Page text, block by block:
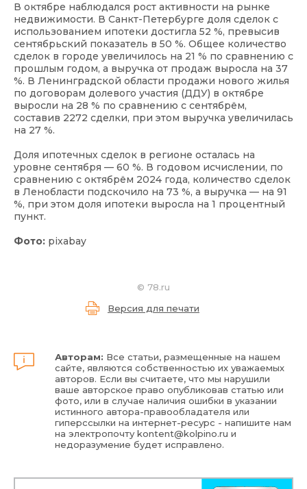
В октябре наблюдался рост активности на рынке
недвижимости. В Санкт-Петербурге доля сделок с
использованием ипотеки достигла 52 %, превысив
сентябрьский показатель в 50 %. Общее количество
сделок в городе увеличилось на 21 % по сравнению с
прошлым годом, а выручка от продаж выросла на 37
%. В Ленинградской области продажи нового жилья
по договорам долевого участия (ДДУ) в октябре
выросли на 28 % по сравнению с сентябрём,
составив 2272 сделки, при этом выручка увеличилась
на 27 %.
Доля ипотечных сделок в регионе осталась на
уровне сентября — 60 %. В годовом исчислении, по
сравнению с октябрём 2024 года, количество сделок
в Ленобласти подскочило на 73 %, а выручка — на 91
%, при этом доля ипотеки выросла на 1 процентный
пункт.
Фото: pixabay
© 78.ru
Версия для печати
Авторам: Все статьи, размещенные на нашем
сайте, являются собственностью их уважаемых
авторов. Если вы считаете, что мы нарушили
ваше авторское право опубликовав статью или
фото, или в случае наличия ошибки в указании
истинного автора-правообладателя или
гиперссылки на интернет-ресурс - напишите нам
на электропочтуkontent@kolpino.ru и
недоразумение будет исправлено.